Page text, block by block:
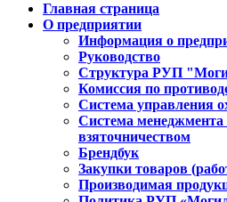
Главная страница
О предприятии
Информация о
Руководство
Структура РУП
Комиссия по
Система управления
Система менеджмента
взяточничеством
Брендбук
Закупки товаров
Производимая